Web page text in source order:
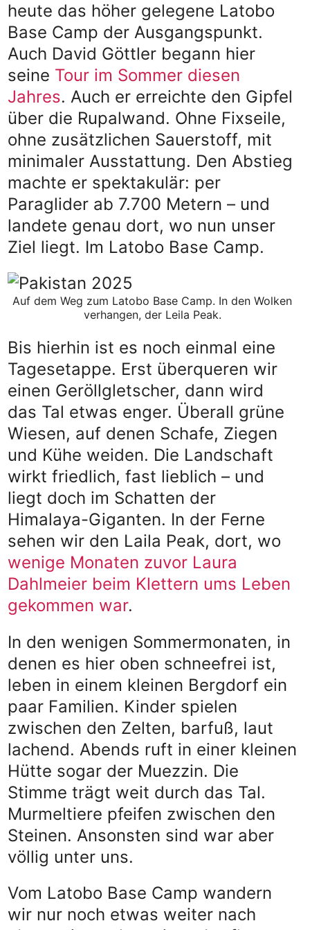
heute das höher gelegene Latobo
Base Camp der Ausgangspunkt.
Auch David Göttler begann hier
seine Tour im Sommer diesen
Jahres. Auch er erreichte den Gipfel
über die Rupalwand. Ohne Fixseile,
ohne zusätzlichen Sauerstoff, mit
minimaler Ausstattung. Den Abstieg
machte er spektakulär: per
Paraglider ab 7.700 Metern – und
landete genau dort, wo nun unser
Ziel liegt. Im Latobo Base Camp.
Auf dem Weg zum Latobo Base Camp. In den Wolken
verhangen, der Leila Peak.
Bis hierhin ist es noch einmal eine
Tagesetappe. Erst überqueren wir
einen Geröllgletscher, dann wird
das Tal etwas enger. Überall grüne
Wiesen, auf denen Schafe, Ziegen
und Kühe weiden. Die Landschaft
wirkt friedlich, fast lieblich – und
liegt doch im Schatten der
Himalaya-Giganten. In der Ferne
sehen wir den Laila Peak, dort, wo
wenige Monaten zuvor Laura
Dahlmeier beim Klettern ums Leben
gekommen war.
In den wenigen Sommermonaten, in
denen es hier oben schneefrei ist,
leben in einem kleinen Bergdorf ein
paar Familien. Kinder spielen
zwischen den Zelten, barfuß, laut
lachend. Abends ruft in einer kleinen
Hütte sogar der Muezzin. Die
Stimme trägt weit durch das Tal.
Murmeltiere pfeifen zwischen den
Steinen. Ansonsten sind war aber
völlig unter uns.
Vom Latobo Base Camp wandern
wir nur noch etwas weiter nach